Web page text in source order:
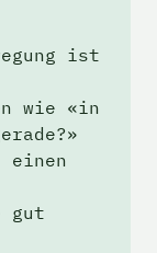
ist
wie «in
einen
gut